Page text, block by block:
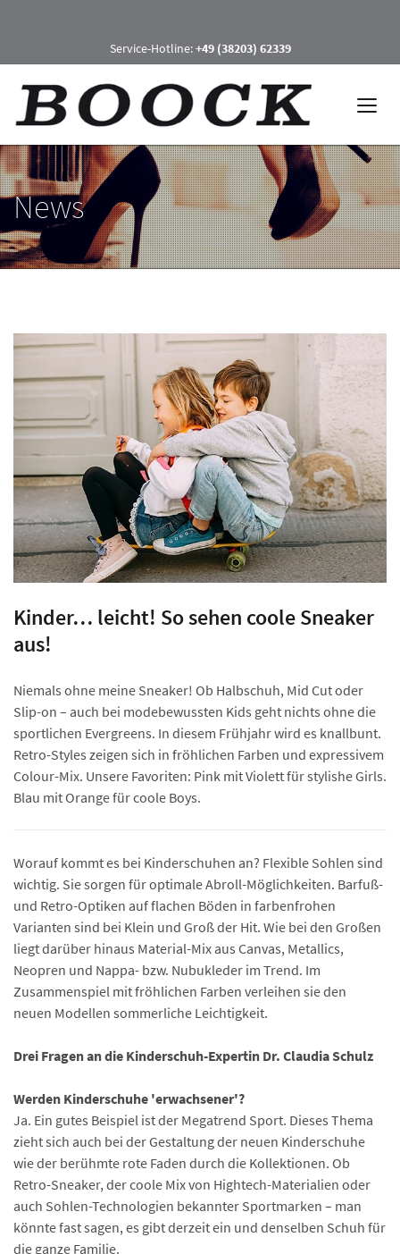
Service-Hotline:+49 (38203) 62339
News
Kinder… leicht! So sehen coole Sneaker
aus!
Niemals ohne meine Sneaker! Ob Halbschuh, Mid Cut oder
Slip-on – auch bei modebewussten Kids geht nichts ohne die
sportlichen Evergreens. In diesem Frühjahr wird es knallbunt.
Retro-Styles zeigen sich in fröhlichen Farben und expressivem
Colour-Mix. Unsere Favoriten: Pink mit Violett für stylishe Girls.
Blau mit Orange für coole Boys.
Worauf kommt es bei Kinderschuhen an? Flexible Sohlen sind
wichtig. Sie sorgen für optimale Abroll-Möglichkeiten. Barfuß-
und Retro-Optiken auf flachen Böden in farbenfrohen
Varianten sind bei Klein und Groß der Hit. Wie bei den Großen
liegt darüber hinaus Material-Mix aus Canvas, Metallics,
Neopren und Nappa- bzw. Nubukleder im Trend. Im
Zusammenspiel mit fröhlichen Farben verleihen sie den
neuen Modellen sommerliche Leichtigkeit.
Drei Fragen an die Kinderschuh-Expertin Dr. Claudia Schulz
Werden Kinderschuhe 'erwachsener'?
Ja. Ein gutes Beispiel ist der Megatrend Sport. Dieses Thema
zieht sich auch bei der Gestaltung der neuen Kinderschuhe
wie der berühmte rote Faden durch die Kollektionen. Ob
Retro-Sneaker, der coole Mix von Hightech-Materialien oder
auch Sohlen-Technologien bekannter Sportmarken – man
könnte fast sagen, es gibt derzeit ein und denselben Schuh für
die ganze Familie.